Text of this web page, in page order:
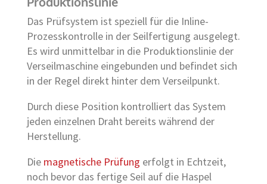
Das Prüfsystem ist speziell für die Inline-
Prozesskontrolle in der Seilfertigung ausgelegt.
Es wird unmittelbar in die Produktionslinie der
Verseilmaschine eingebunden und befindet sich
in der Regel direkt hinter dem Verseilpunkt.
Durch diese Position kontrolliert das System
jeden einzelnen Draht bereits während der
Herstellung.
Die magnetische Prüfung erfolgt in Echtzeit,
noch bevor das fertige Seil auf die Haspel